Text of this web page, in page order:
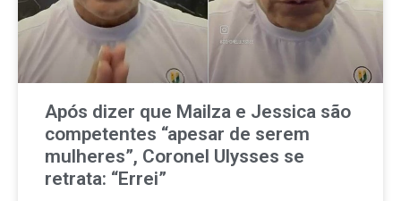
Após dizer que Mailza e Jessica são
competentes “apesar de serem
mulheres”, Coronel Ulysses se
retrata: “Errei”